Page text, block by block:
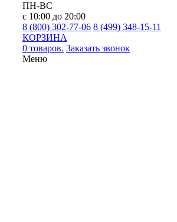
ПН-ВС
с 10:00 до 20:00
8 (800) 302-77-06 8 (499) 348-15-11
КОРЗИНА
0 товаров. Заказать звонок
Меню